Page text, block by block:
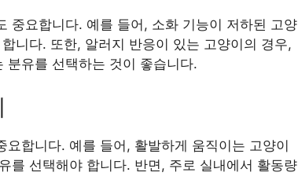
중요합니다. 예를 들어, 소화 기능이 저하된 고양
니다. 또한, 알러지 반응이 있는 고양이의 경우,
분유를 선택하는 것이 좋습니다.
합니다. 예를 들어, 활발하게 움직이는 고양이
를 선택해야 합니다. 반면, 주로 실내에서 활동량